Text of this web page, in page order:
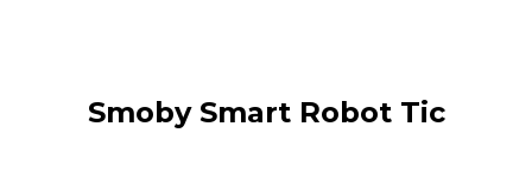
Smoby Smart Robot Tic